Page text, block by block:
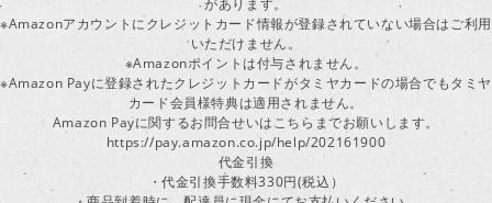
があります。
※Amazonアカウントにクレジットカード情報が登録されていない場合はご利用
いただけません。
※Amazonポイントは付与されません。
※Amazon Payに登録されたクレジットカードがタミヤカードの場合でもタミヤ
カード会員様特典は適用されません。
Amazon Payに関するお問合せいはこちらまでお願いします。
https://pay.amazon.co.jp/help/202161900
代金引換
・代金引換手数料330円(税込）